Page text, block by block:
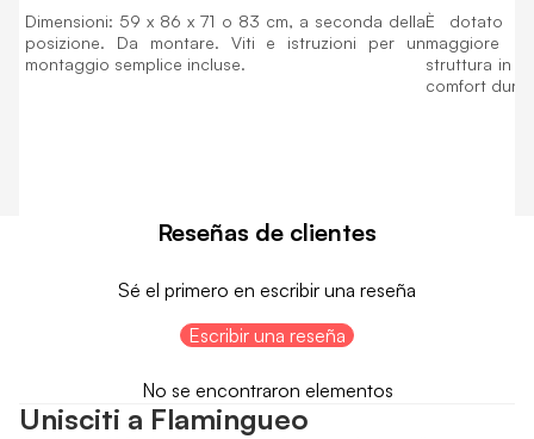
Dimensioni: 59 x 86 x 71 o 83 cm, a seconda della
posizione. Da montare. Viti e istruzioni per un
montaggio semplice incluse.
È dotato
maggiore
struttura in
comfort
Reseñas de clientes
Sé el primero en escribir una reseña
Escribir una reseña
No se encontraron elementos
Unisciti a Flamingueo